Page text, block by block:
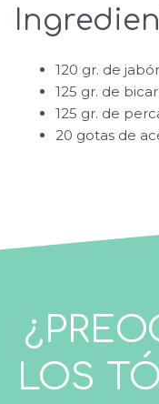
120 gr. de
125 gr. de
125 gr. de
20 gotas de
LOS